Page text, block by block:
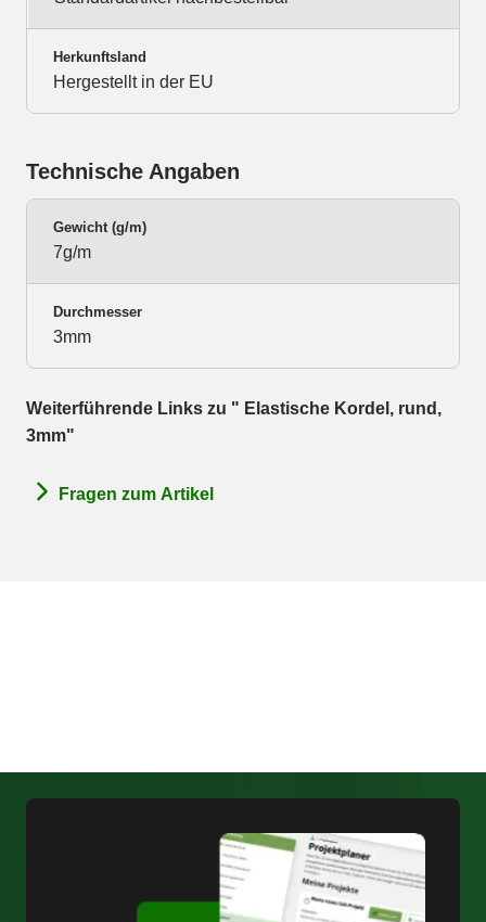
Herkunftsland
Hergestellt in der EU
Technische Angaben
Gewicht (g/m)
7g/m
Durchmesser
3mm
Weiterführende Links zu " Elastische Kordel, rund,
3mm"
Fragen zum Artikel